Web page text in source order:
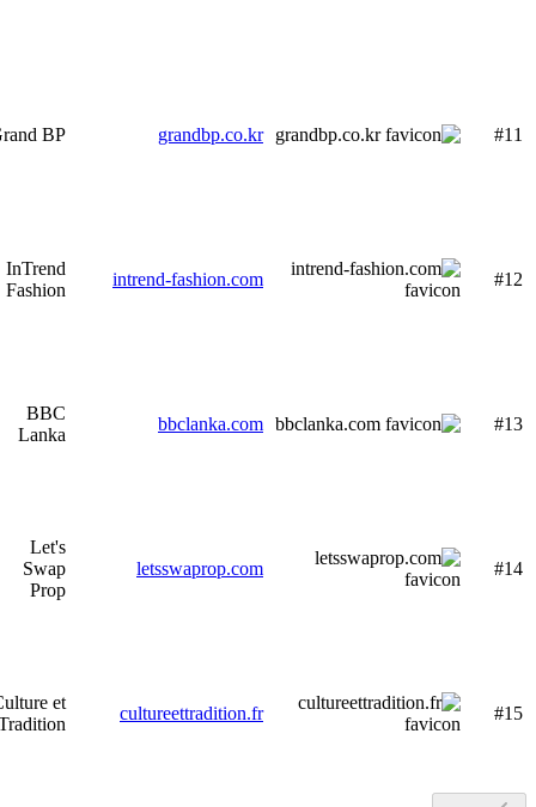
#11
grandbp.co.kr
BP
#12
intrend-fashion.com
InTrend
Fashion
#13
bbclanka.com
BBC
Lanka
#14
letsswaprop.com
Let's
Swap
Prop
#15
cultureettradition.fr
et